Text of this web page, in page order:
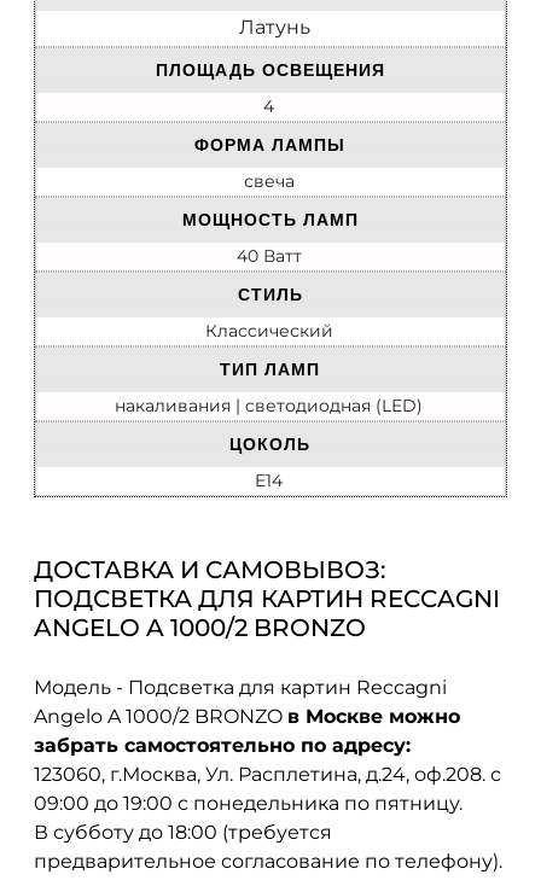
Латунь
ПЛОЩАДЬ ОСВЕЩЕНИЯ
4
ФОРМА ЛАМПЫ
свеча
МОЩНОСТЬ ЛАМП
40 Ватт
СТИЛЬ
Классический
ТИП ЛАМП
накаливания | cветодиодная (LED)
ЦОКОЛЬ
E14
ДОСТАВКА И САМОВЫВОЗ:
ПОДСВЕТКА ДЛЯ КАРТИН RECCAGNI
ANGELO A 1000/2 BRONZO
Модель - Подсветка для картин Reccagni
Angelo A 1000/2 BRONZO в Москве можно
забрать самостоятельно по адресу:
123060, г.Москва, Ул. Расплетина, д.24, оф.208. с
09:00 до 19:00 с понедельника по пятницу.
В субботу до 18:00 (требуется
предварительное согласование по телефону).